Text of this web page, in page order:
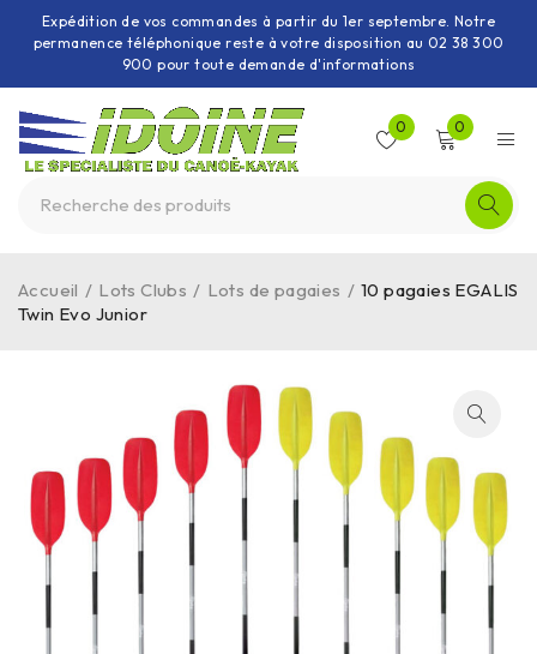
Expédition de vos commandes à partir du 1er septembre. Notre
permanence téléphonique reste à votre disposition au 02 38 300
900 pour toute demande d'informations
0 0
Accueil / Lots Clubs / Lots de pagaies / 10 pagaies EGALIS
Twin Evo Junior